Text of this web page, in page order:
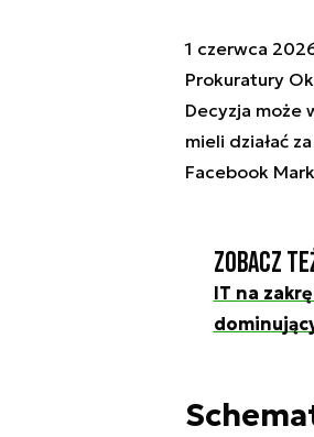
1 czerwca
Prokuratury
Decyzja może
mieli działać
Facebook
Zobacz
IT na